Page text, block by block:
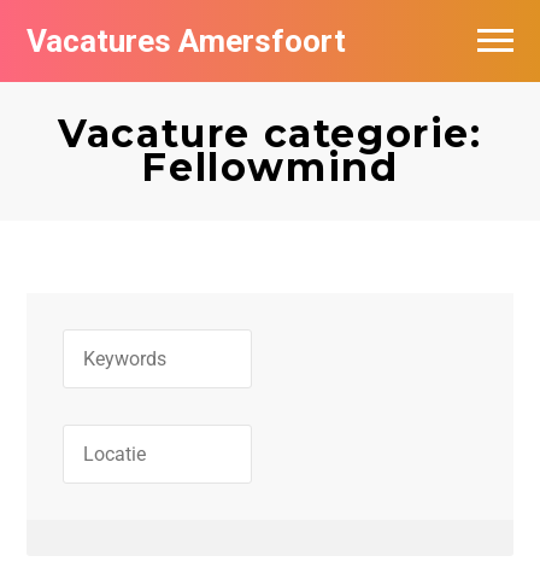
Vacatures Amersfoort
Vacature categorie:
Fellowmind
Vacatures per bedrijf
De populairste vacatures in Amersfoort